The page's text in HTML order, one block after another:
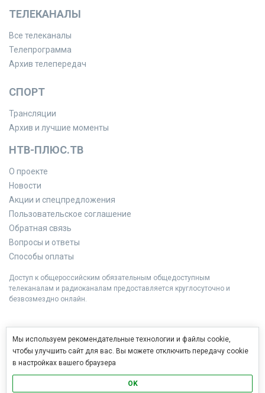
ТЕЛЕКАНАЛЫ
Все телеканалы
Телепрограмма
Архив телепередач
СПОРТ
Трансляции
Архив и лучшие моменты
НТВ-ПЛЮС.ТВ
О проекте
Новости
Акции и спецпредложения
Пользовательское соглашение
Обратная связь
Вопросы и ответы
Способы оплаты
Доступ к общероссийским обязательным общедоступным
телеканалам и радиоканалам предоставляется круглосуточно и
безвозмездно онлайн.
Мы используем рекомендательные технологии и файлы cookie,
чтобы улучшить сайт для вас. Вы можете отключить передачу cookie
в настройках вашего браузера
OK